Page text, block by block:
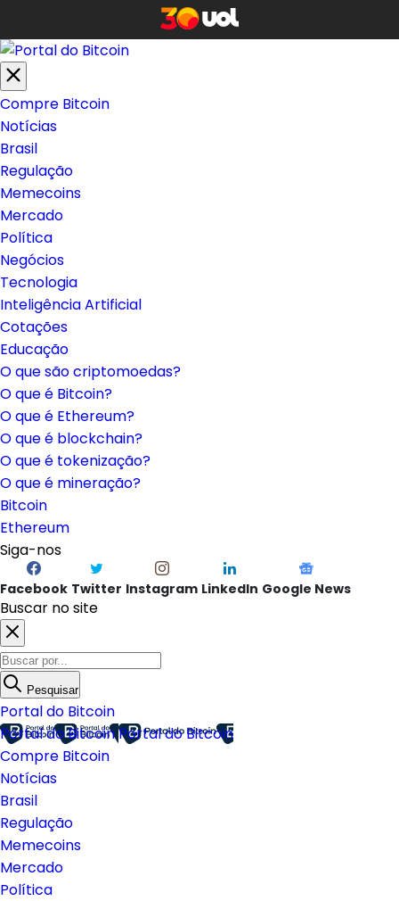
Compre Bitcoin
Notícias
Brasil
Regulação
Memecoins
Mercado
Política
Negócios
Tecnologia
Inteligência Artificial
Cotações
Educação
O que são criptomoedas?
O que é Bitcoin?
O que é Ethereum?
O que é blockchain?
O que é tokenização?
O que é mineração?
Bitcoin
Ethereum
Siga-nos
Facebook Twitter Instagram LinkedIn Google News
Buscar no site
Pesquisar
Portal do Bitcoin
Portal do BitcoinPortal do Bitcoin
Compre Bitcoin
Notícias
Brasil
Regulação
Memecoins
Mercado
Política